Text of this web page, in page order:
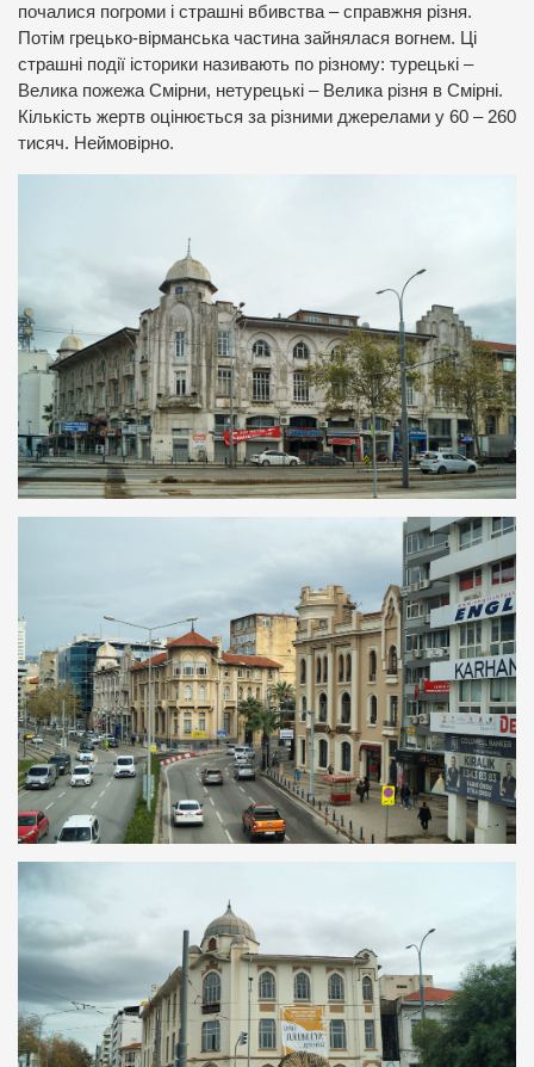
почалися погроми і страшні вбивства – справжня різня.
Потім грецько-вірманська частина зайнялася вогнем. Ці
страшні події історики називають по різному: турецькі –
Велика пожежа Смірни, нетурецькі – Велика різня в Смірні.
Кількість жертв оцінюється за різними джерелами у 60 – 260
тисяч. Неймовірно.